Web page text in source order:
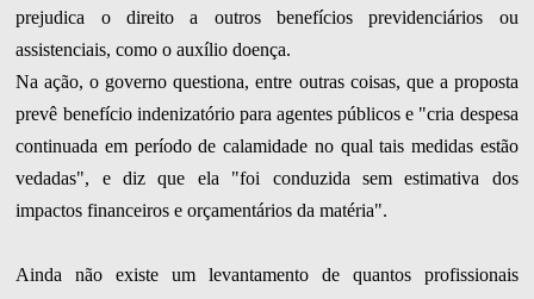
prejudica o direito a outros benefícios previdenciários ou
assistenciais, como o auxílio doença.
Na ação, o governo questiona, entre outras coisas, que a proposta
prevê benefício indenizatório para agentes públicos e "cria despesa
continuada em período de calamidade no qual tais medidas estão
vedadas", e diz que ela "foi conduzida sem estimativa dos
impactos financeiros e orçamentários da matéria".
Ainda não existe um levantamento de quantos profissionais